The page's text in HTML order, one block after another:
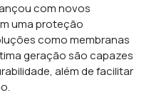
com novos
uma proteção
como membranas
geração são capazes
além de facilitar